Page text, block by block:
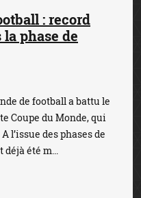
: record
phase de
de football a battu le
Coupe du Monde, qui
l’issue des phases de
déjà été m...